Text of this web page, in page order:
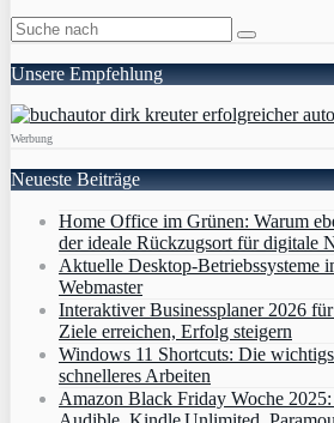
Unsere Empfehlung
Werbung
Neueste Beiträge
Home Office im Grünen: Warum
der ideale Rückzugsort für digitale
Aktuelle Desktop-Betriebssysteme
Webmaster
Interaktiver Businessplaner 2026
Ziele erreichen, Erfolg steigern
Windows 11 Shortcuts: Die
schnelleres Arbeiten
Amazon Black Friday Woche